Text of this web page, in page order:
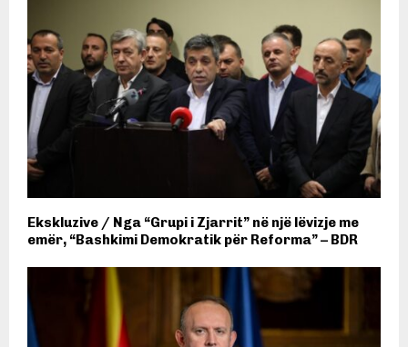
Ekskluzive / Nga “Grupi i Zjarrit” në një lëvizje me
emër, “Bashkimi Demokratik për Reforma” – BDR